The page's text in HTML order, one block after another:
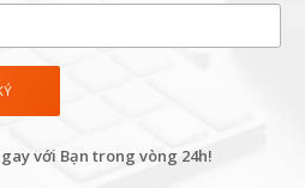
với Bạn trong vòng 24h!